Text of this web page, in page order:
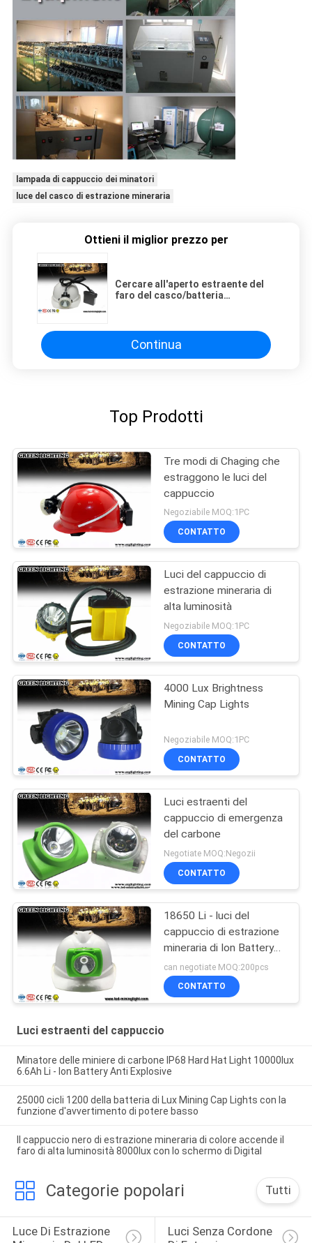
lampada di cappuccio dei minatori
luce del casco di estrazione mineraria
Ottieni il miglior prezzo per
Cercare all'aperto estraente del
faro del casco/batteria
LED
Continua
Top Prodotti
Tre modi di Chaging che
estraggono le luci del
cappuccio
Negoziabile MOQ:1PC
CONTATTO
Luci del cappuccio di
estrazione mineraria di
alta luminosità
Negoziabile MOQ:1PC
CONTATTO
4000 Lux Brightness
Mining Cap Lights
Negoziabile MOQ:1PC
CONTATTO
Luci estraenti del
cappuccio di emergenza
del carbone
Negotiate MOQ:Negozii
CONTATTO
18650 Li - luci del
cappuccio di estrazione
mineraria di Ion Battery
LED
can negotiate MOQ:200pcs
CONTATTO
Luci estraenti del cappuccio
Minatore delle miniere di carbone IP68 Hard Hat Light 10000lux
6.6Ah Li - Ion Battery Anti Explosive
25000 cicli 1200 della batteria di Lux Mining Cap Lights con la
funzione d'avvertimento di potere basso
Il cappuccio nero di estrazione mineraria di colore accende il
faro di alta luminosità 8000lux con lo schermo di Digital
Categorie popolari Tutti
Luce Di Estrazione
Luci Senza Cordone